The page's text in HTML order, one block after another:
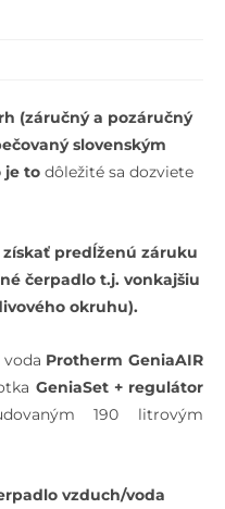
(záručný a pozáručný
slovenským
je to dôležité sa dozviete
predĺženú záruku
čerpadlo t.j. vonkajšiu
okruhu).
Protherm GeniaAIR
GeniaSet + regulátor
190 litrovým
vzduch/voda